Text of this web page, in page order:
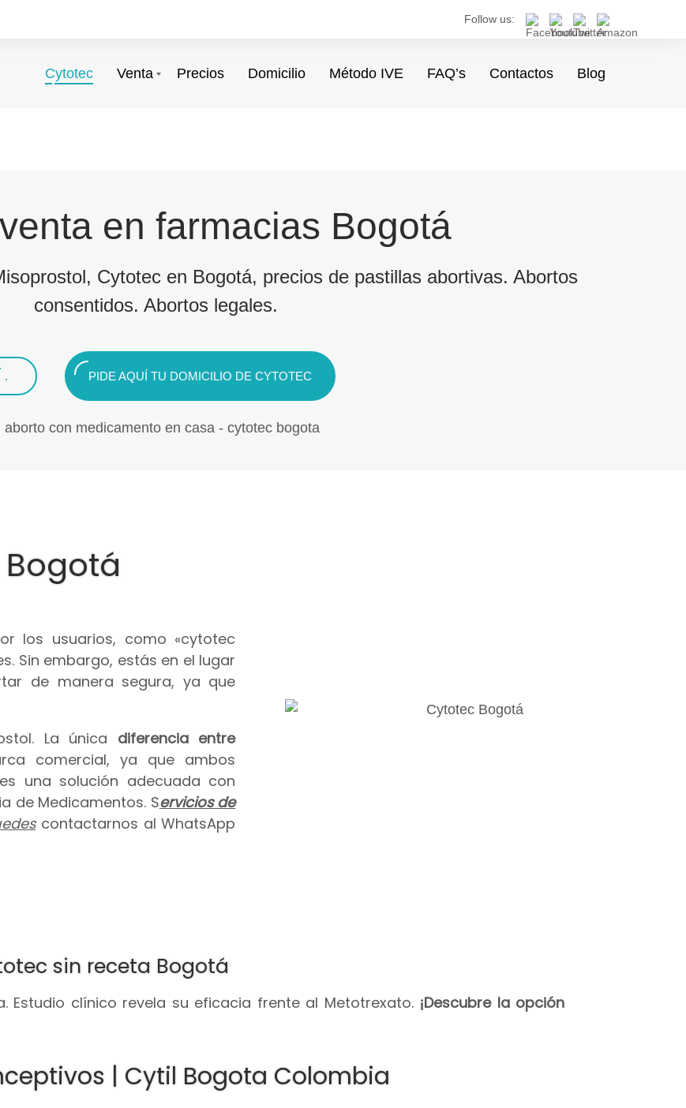
Follow us:
Cytotec Venta Precios Domicilio Método IVE FAQ’s Contactos Blog
en farmacias Bogotá
Cytotec en Bogotá, precios de pastillas abortivas. Abortos
consentidos. Abortos legales.
. PIDE AQUÍ TU DOMICILIO DE CYTOTEC
los usuarios, como «cytotec
Sin embargo, estás en el lugar
de manera segura, ya que
La única diferencia entre
comercial, ya que ambos
una solución adecuada con
de Medicamentos. Servicios de
contactarnos al WhatsApp
sin receta Bogotá
Estudio clínico revela su eficacia frente al Metotrexato. ¡Descubre la opción
| Cytil Bogota Colombia